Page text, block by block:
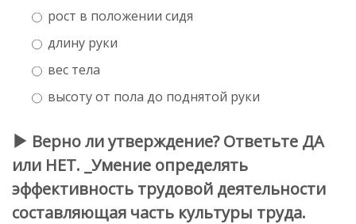
рост в положении сидя
длину руки
вес тела
высоту от пола до поднятой руки
Верно ли утверждение? Ответьте ДА
или НЕТ. _Умение определять
эффективность трудовой деятельности
составляющая часть культуры труда.